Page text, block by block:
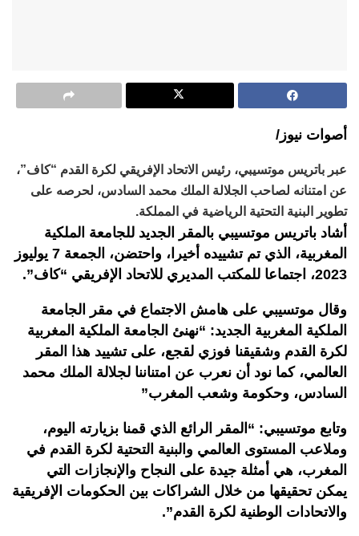
أصوات نيوز/
عبر باتريس موتسيبي، رئيس الاتحاد الإفريقي لكرة القدم “كاف”،
عن امتنانه لصاحب الجلالة الملك محمد السادس، لحرصه على
تطوير البنية التحتية الرياضية في المملكة.
أشاد باتريس موتسيبي بالمقر الجديد للجامعة الملكية
المغربية، الذي تم تشييده أخيرا، واحتضن، الجمعة 7 يوليوز
2023، اجتماعا للمكتب المديري للاتحاد الإفريقي “كاف”.
وقال موتسيبي على هامش الاجتماع في مقر الجامعة
الملكية المغربية الجديد: “نهنئ الجامعة الملكية المغربية
لكرة القدم وشقيقنا فوزي لقجع، على تشييد هذا المقر
العالمي، كما نود أن نعرب عن امتناننا لجلالة الملك محمد
السادس، وحكومة وشعب المغرب”
وتابع موتسيبي: “المقر الرائع الذي قمنا بزيارته اليوم،
وملاعب المستوى العالمي والبنية التحتية لكرة القدم في
المغرب، هي أمثلة جيدة على النجاح والإنجازات التي
يمكن تحقيقها من خلال الشراكات بين الحكومات الإفريقية
والاتحادات الوطنية لكرة القدم”.